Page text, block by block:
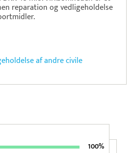
reparation og vedligeholdelse
af andre civile
100%